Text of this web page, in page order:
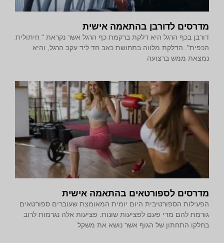
מדרסים לדורבן בהתאמה אישית
דורבן בכף הרגל היא דלקת ברקמת כף הרגל אשר נקראת " חיתולית
הכפית". הדלקת מלווה בתחושת כאב חד ליד עקב הרגל, והיא
נמצאת ממש ברצועה
מדרסים לספורטאים בהתאמה אישית
הפעילות הספורטיבית היום יומית המאומצת שעוברים ספורטאים
גורמת להם מדי פעם לפציעות שונות. פציעות אלה נגרמות לרוב
בחלקו התחתון של הגוף אשר נושא את משקל